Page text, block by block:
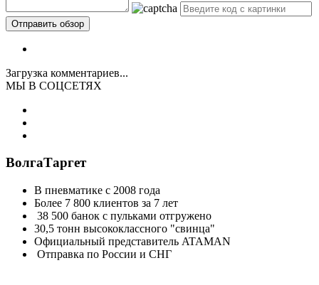
Загрузка комментариев...
МЫ В СОЦСЕТЯХ
ВолгаТаргет
В пневматике с 2008 года
Более 7 800 клиентов за 7 лет
38 500 банок с пульками отгружено
30,5 тонн высококлассного "свинца"
Официальный представитель ATAMAN
Отправка по России и СНГ